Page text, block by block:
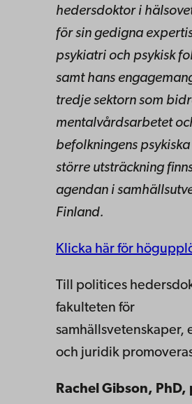
hedersdoktor i
för sin gedigna
psykiatri och psykisk
samt hans
tredje sektorn som
mentalvårdsarbetet
befolkningens
större utsträckning
agendan i
Finland.
Klicka här för
Till politices
fakulteten för
samhällsvetenskaper,
och juridik
Rachel Gibson, PhD,